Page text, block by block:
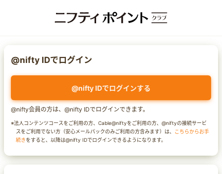
@nifty IDでログイン
@nifty IDでログインする
@nifty会員の方は、@nifty IDでログインできます。
※法人コンテンツコースをご利用の方、Cable@niftyをご利用の方、@niftyの接続サービ
スをご利用でない方（安心メールパックのみご利用の方含みます）は、 こちらからお手
続きをすると、以降は@nifty IDでログインできるようになります。